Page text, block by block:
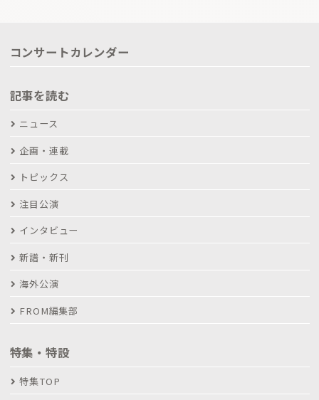
コンサートカレンダー
記事を読む
ニュース
企画・連載
トピックス
注目公演
インタビュー
新譜・新刊
海外公演
FROM編集部
特集・特設
特集TOP